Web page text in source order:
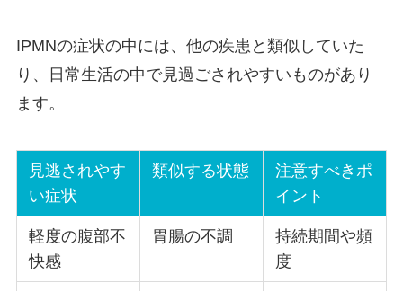
IPMNの症状の中には、他の疾患と類似していた
り、日常生活の中で見過ごされやすいものがあり
ます。
見逃されやす
い症状
類似する状態
注意すべきポ
イント
軽度の腹部不
快感
胃腸の不調
持続期間や頻
度